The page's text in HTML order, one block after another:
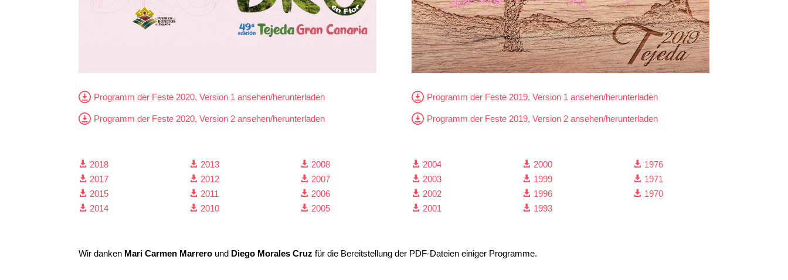
Programm der Feste 2020, Version 1 ansehen/herunterladen
Programm der Feste 2020, Version 2 ansehen/herunterladen
Programm der Feste 2019, Version 1 ansehen/herunterladen
Programm der Feste 2019, Version 2 ansehen/herunterladen
 2018
 2017
 2015
 2014
 2013
 2012
 2011
 2010
 2008
 2007
 2006
 2005
 2004
 2003
 2002
 2001
 2000
 1999
 1996
 1993
 1976
 1971
 1970
Wir danken Mari Carmen Marrero und Diego Morales Cruz für die Bereitstellung der PDF-Dateien einiger Programme.